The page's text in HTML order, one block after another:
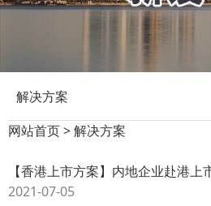
解决方案
网站首页>解决方案
【香港上市方案】内地企业赴港上
2021-07-05